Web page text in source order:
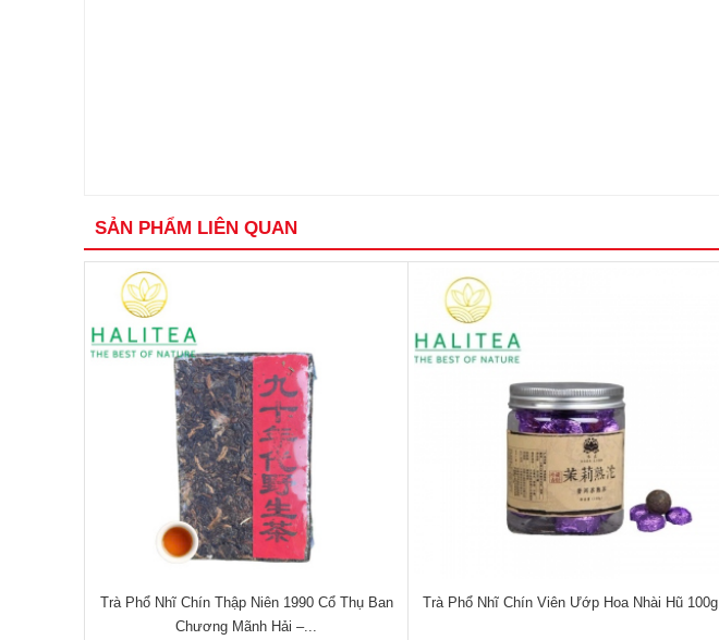
SẢN PHẨM LIÊN QUAN
Trà Phổ Nhĩ Chín Thập Niên 1990 Cổ Thụ Ban
Chương Mãnh Hải –...
Trà Phổ Nhĩ Chín Viên Ướp Hoa Nhài Hũ 100g